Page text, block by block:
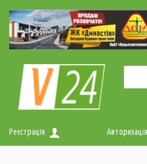
Реєстрація Авторизація